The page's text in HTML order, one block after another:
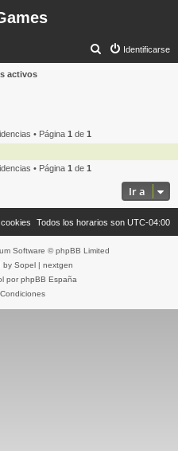
Identificarse
r
activos
• Página 1 de 1
• Página 1 de 1
Ir a
Todos los horarios son UTC-04:00
Software © phpBB Limited
by Sopel| nextgen
por phpBB España
Condiciones